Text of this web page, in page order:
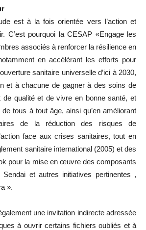
est à la fois orientée vers l’action et
C’est pourquoi la CESAP «Engage les
associés à renforcer la résilience en
en accélérant les efforts pour
sanitaire universelle d’ici à 2030,
et à chacune de gagner à des soins de
de qualité et de vivre en bonne santé, et
tous à tout âge, ainsi qu’en améliorant
de la réduction des risques de
face aux crises sanitaires, tout en
sanitaire international (2005) et des
pour la mise en œuvre des composants
et autres initiatives pertinentes ,
».
une invitation indirecte adressée
à ouvrir certains fichiers oubliés et à